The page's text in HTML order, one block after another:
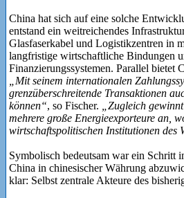
China hat sich auf eine solche
entstand ein weitreichendes
Glasfaserkabel und Logistikzentren in
langfristige wirtschaftliche Bindungen
Finanzierungssystemen. Parallel bietet
„Mit seinem internationalen
grenzüberschreitende Transaktionen
können“, so Fischer.
„Zugleich
mehrere große Energieexporteure an,
wirtschaftspolitischen Institutionen des
Symbolisch bedeutsam war ein Schritt
China in chinesischer Währung
klar: Selbst zentrale Akteure des